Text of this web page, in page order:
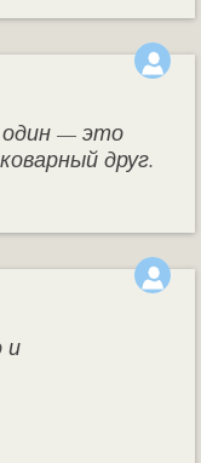
— это
друг.
и